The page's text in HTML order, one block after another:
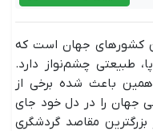
کشورهای جهان است که
طبیعتی چشم‌نواز دارد.
باعث شده برخی از
جهان را در دل خود جای
مقاصد گردشگری